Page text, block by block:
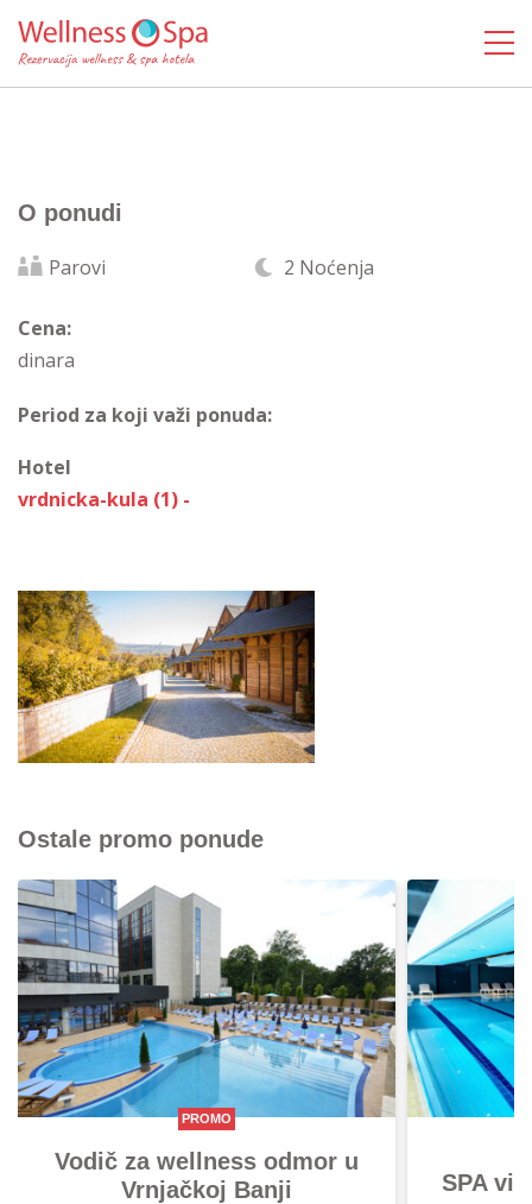
O ponudi
Parovi 2 Noćenja
Cena:
dinara
Period za koji važi ponuda:
Hotel
vrdnicka-kula (1) -
Ostale promo ponude
PROMO
Vodič za wellness odmor u
Vrnjačkoj Banji
SPA